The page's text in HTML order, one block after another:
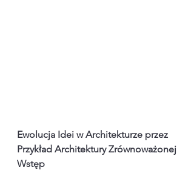
Ewolucja Idei w Architekturze przez
Przykład Architektury Zrównoważonej
Wstęp